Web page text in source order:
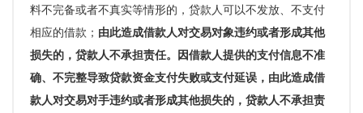
料不完备或者不真实等情形的，贷款人可以不发放、不支付
相应的借款； 由此造成借款人对交易对象违约或者形成其他
损失的，贷款人不承担责任。
因借款人提供的支付信息不准
确、不完整导致贷款资金支付失败或支付延误，由此造成借
款人对交易对手违约或者形成其他损失的，贷款人不承担责